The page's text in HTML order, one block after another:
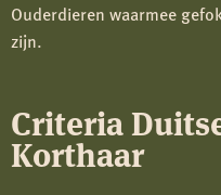
Ouderdieren waarmee
zijn.
Criteria
Korthaar